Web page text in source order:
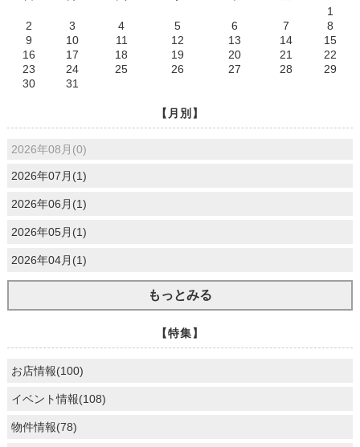
1
2
3 4 5 6 7
8
9
10 11 12 13 14
15
16
17 18 19 20 21
22
23
24 25 26 27 28
29
30
31
【月別】
2026年08月(0)
2026年07月(1)
2026年06月(1)
2026年05月(1)
2026年04月(1)
もっとみる
【特集】
お店情報(100)
イベント情報(108)
物件情報(78)